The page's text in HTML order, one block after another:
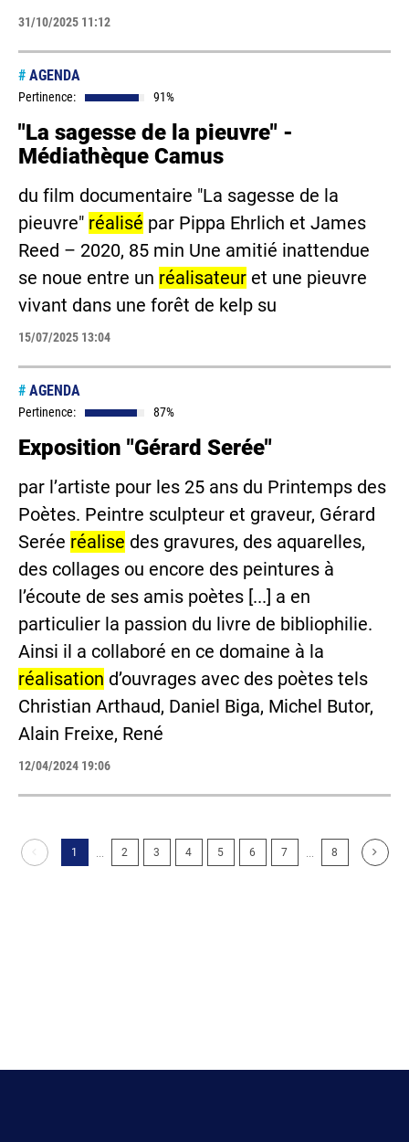
31/10/2025 11:12
# AGENDA
Pertinence: 91%
"La sagesse de la pieuvre" -
Médiathèque Camus
du film documentaire "La sagesse de la
pieuvre" réalisé par Pippa Ehrlich et James
Reed – 2020, 85 min Une amitié inattendue
se noue entre un réalisateur et une pieuvre
vivant dans une forêt de kelp su
15/07/2025 13:04
# AGENDA
Pertinence: 87%
Exposition "Gérard Serée"
par l’artiste pour les 25 ans du Printemps des
Poètes. Peintre sculpteur et graveur, Gérard
Serée réalise des gravures, des aquarelles,
des collages ou encore des peintures à
l’écoute de ses amis poètes [...] a en
particulier la passion du livre de bibliophilie.
Ainsi il a collaboré en ce domaine à la
réalisation d’ouvrages avec des poètes tels
Christian Arthaud, Daniel Biga, Michel Butor,
Alain Freixe, René
12/04/2024 19:06
1 2 3 4 5 6 7 8